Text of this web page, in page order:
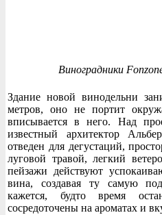
Виноградники
Здание новой винодельни
метров, оно не портит
вписывается в него. Над
известный архитектор
отведен для дегустаций,
луговой травой, легкий
пейзажи действуют
вина, создавая ту самую
кажется, будто время
сосредоточены на ароматах и